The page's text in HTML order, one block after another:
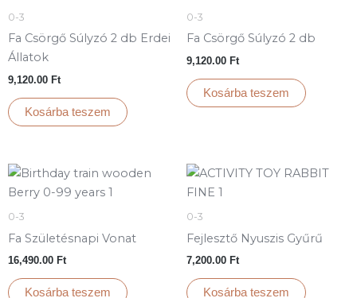
0-3
Fa Csörgő Súlyzó 2 db Erdei
Állatok
9,120.00 Ft
Kosárba teszem
0-3
Fa Csörgő Súlyzó 2 db
9,120.00 Ft
Kosárba teszem
0-3
Fa Születésnapi Vonat
16,490.00 Ft
Kosárba teszem
0-3
Fejlesztő Nyuszis Gyűrű
7,200.00 Ft
Kosárba teszem